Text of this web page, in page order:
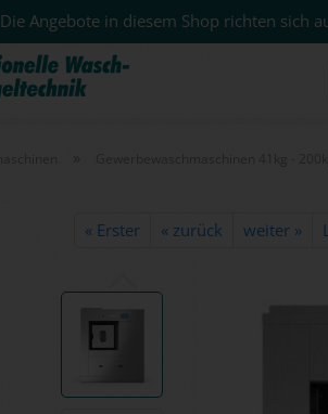
Die Angebote in diesem Shop richten sich
« Erster « zurück weiter »